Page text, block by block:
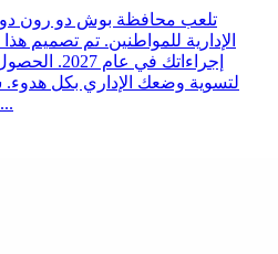
تلعب محافظة بوش دو رون
الإدارية للمواطنين. تم تصميم
إجراءاتك
لتسوية وضعك الإداري بكل
التي تسهل تفاعلاتك مع الخدم...